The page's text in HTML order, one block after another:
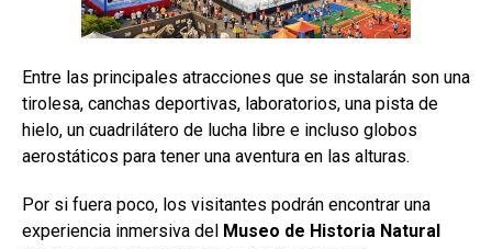
Entre las principales atracciones que se instalarán son una
tirolesa, canchas deportivas, laboratorios, una pista de
hielo, un cuadrilátero de lucha libre e incluso globos
aerostáticos para tener una aventura en las alturas.
Por si fuera poco, los visitantes podrán encontrar una
experiencia inmersiva del Museo de Historia Natural